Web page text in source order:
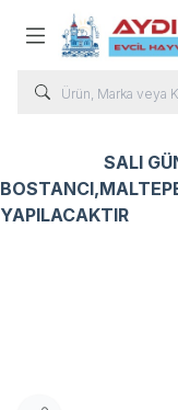
SALI
YAPILACAKTIR